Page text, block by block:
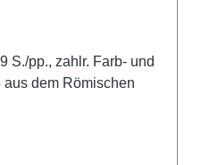
S./pp., zahlr. Farb- und
dem Römischen